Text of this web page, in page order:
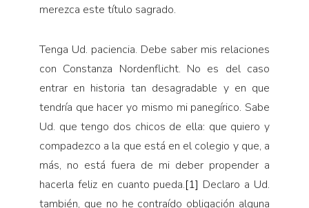
merezca este título sagrado.
Tenga Ud. paciencia. Debe saber mis relaciones
con Constanza Nordenflicht. No es del caso
entrar en historia tan desagradable y en que
tendría que hacer yo mismo mi panegírico. Sabe
Ud. que tengo dos chicos de ella: que quiero y
compadezco a la que está en el colegio y que, a
más, no está fuera de mi deber propender a
hacerla feliz en cuanto pueda.[1] Declaro a Ud.
también, que no he contraído obligación alguna